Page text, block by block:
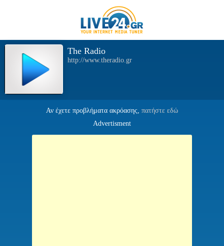
The Radio
http://www.theradio.gr
Αν έχετε προβλήματα ακρόασης, πατήστε εδώ
Advertisment